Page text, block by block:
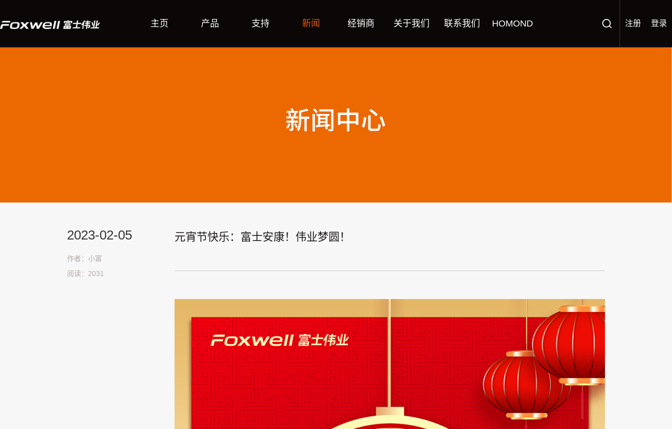
注册 登录
主页 产品 支持 新闻 经销商 关于我们 联系我们 HOMOND
2023-02-05
作者：小富
阅读：2031
元宵节快乐：富士安康！伟业梦圆！